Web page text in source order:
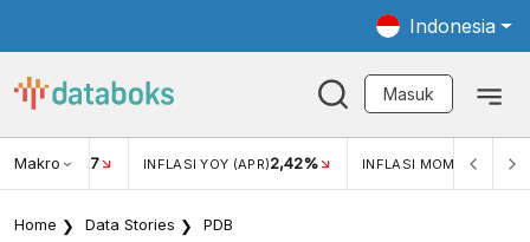
Indonesia
Masuk
Makro
USD/IDR 17 INFLASI YOY (APR)2,42% INFLASI MOM (APR)
Home Data Stories PDB